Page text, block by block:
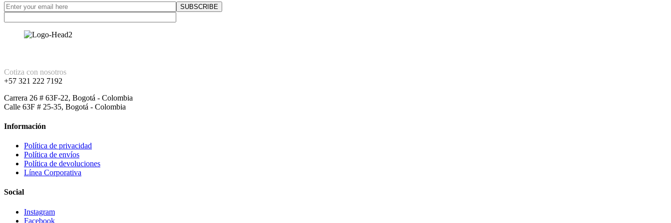
Cotiza con nosotros
+57 321 222 7192
Carrera 26 # 63F-22, Bogotá - Colombia
Calle 63F # 25-35, Bogotá - Colombia
Información
Política de privacidad
Política de envíos
Política de devoluciones
Línea Corporativa
Social
Instagram
Facebook